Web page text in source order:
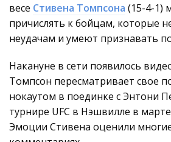
весе Стивена Томпсона (15-4-1)
причислять к бойцам, которые
неудачам и умеют признавать
Накануне в сети появилось
Томпсон пересматривает свое
нокаутом в поединке с Энтони
турнире UFC в Нэшвилле в
Эмоции Стивена оценили